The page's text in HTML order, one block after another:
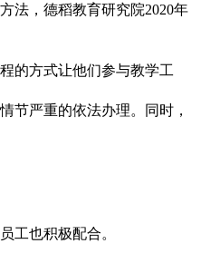
法，德稻教育研究院2020年
的方式让他们参与教学工
节严重的依法办理。同时，
工也积极配合。